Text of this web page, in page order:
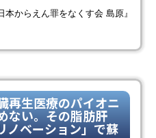
からえん罪をなくす会 島原』
再生医療のパイオニ
い。その脂肪肝
ノベーション」で蘇